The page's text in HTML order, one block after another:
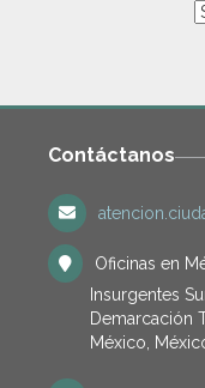
Contáctanos
Oficinas en
Insurgentes
Demarcación
México,